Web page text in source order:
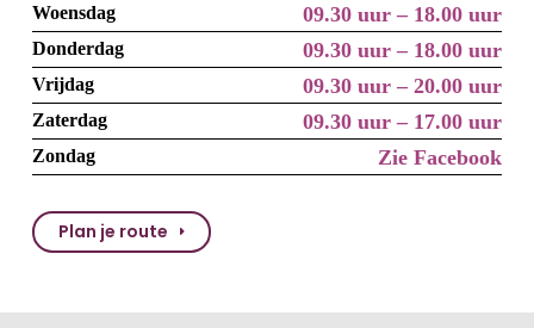
Woensdag 09.30 uur – 18.00 uur
Donderdag 09.30 uur – 18.00 uur
Vrijdag 09.30 uur – 20.00 uur
Zaterdag 09.30 uur – 17.00 uur
Zondag Zie Facebook
Plan je route